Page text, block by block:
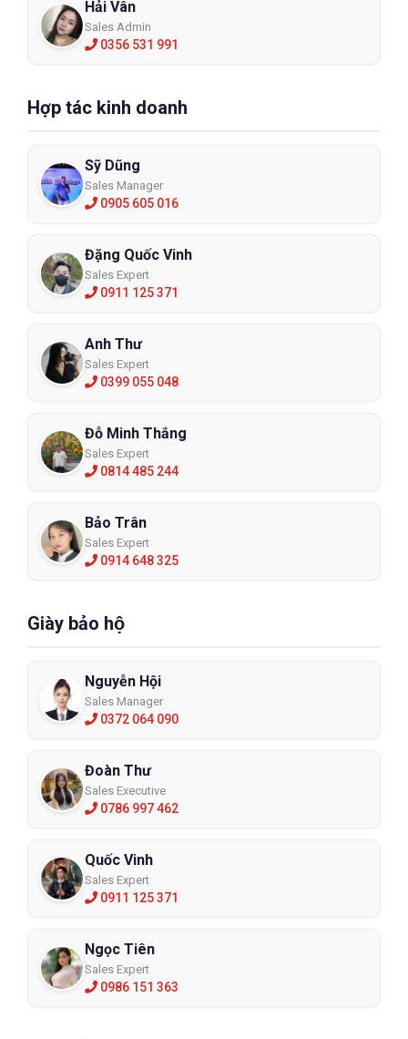
Hải Vân
Sales Admin
0356 531 991
Hợp tác kinh doanh
Sỹ Dũng
Sales Manager
0905 605 016
Đặng Quốc Vinh
Sales Expert
0911 125 371
Anh Thư
Sales Expert
0399 055 048
Đỗ Minh Thắng
Sales Expert
0814 485 244
Bảo Trân
Sales Expert
0914 648 325
Giày bảo hộ
Nguyễn Hội
Sales Manager
0372 064 090
Đoàn Thư
Sales Executive
0786 997 462
Quốc Vinh
Sales Expert
0911 125 371
Ngọc Tiên
Sales Expert
0986 151 363